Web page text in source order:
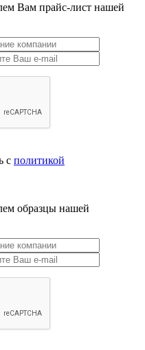
Вам прайс-лист нашей
с политикой
образцы нашей